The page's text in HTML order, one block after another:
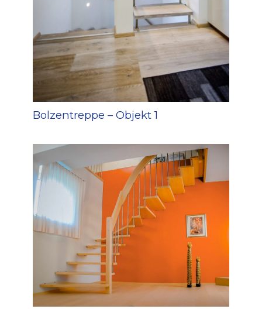
Bolzentreppe – Objekt 1